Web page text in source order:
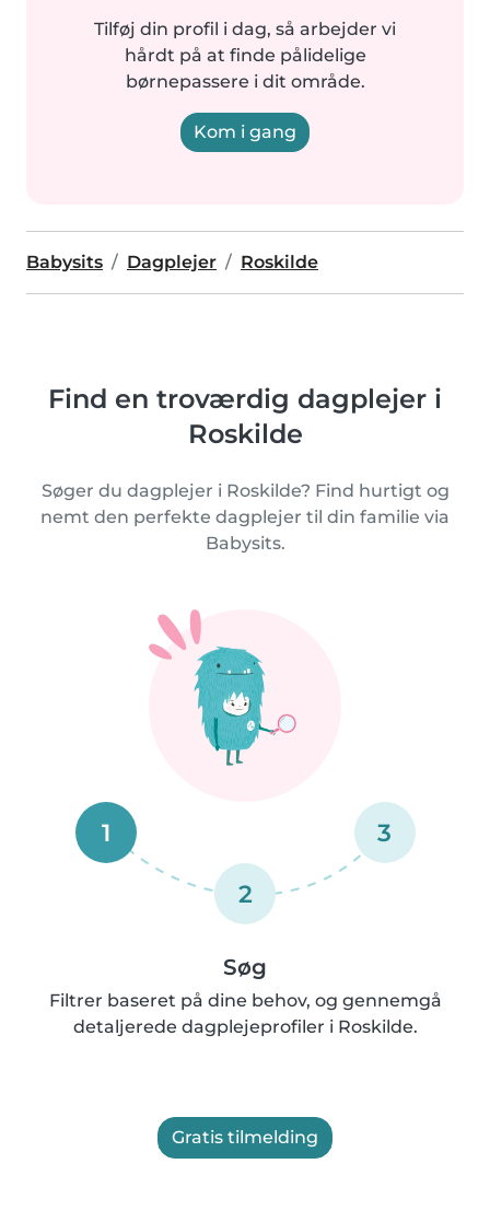
Tilføj din profil i dag, så arbejder vi
hårdt på at finde pålidelige
børnepassere i dit område.
Kom i gang
Babysits Dagplejer Roskilde
Find en troværdig dagplejer i
Roskilde
Søger du dagplejer i Roskilde? Find hurtigt og
nemt den perfekte dagplejer til din familie via
Babysits.
1
2
3
Søg
Filtrer baseret på dine behov, og gennemgå
detaljerede dagplejeprofiler i Roskilde.
Gratis tilmelding